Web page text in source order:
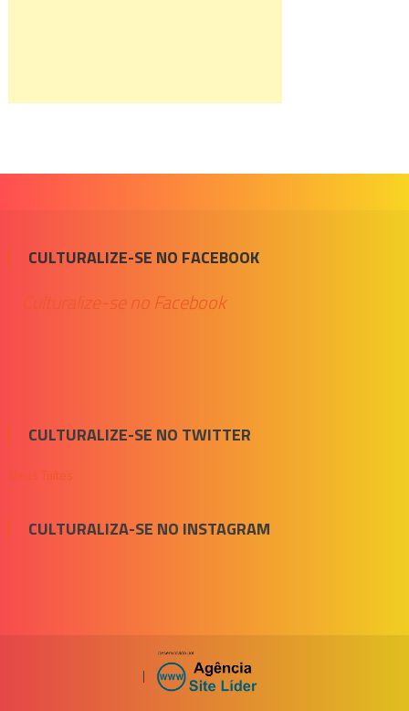
CULTURALIZE-SE NO FACEBOOK
Culturalize-se no Facebook
CULTURALIZE-SE NO TWITTER
Meus Tuítes
CULTURALIZA-SE NO INSTAGRAM
|